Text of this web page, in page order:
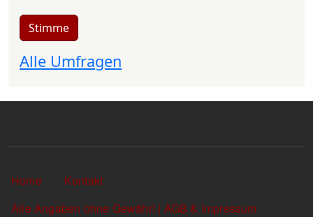
Stimme
Alle Umfragen
Sekundärlinks
Home
Kontakt
Alle Angaben ohne Gewähr! | AGB & Impressum